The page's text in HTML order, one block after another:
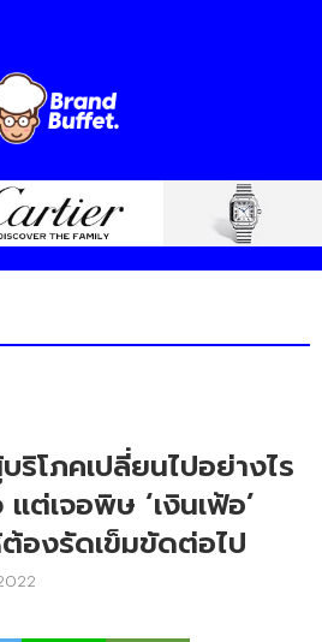
โภคเปลี่ยนไปอย่างไร
ต่เจอพิษ ‘เงินเฟ้อ’
ต้องรัดเข็มขัดต่อไป